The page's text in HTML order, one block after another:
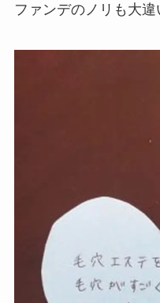
ファンデのノリも大違